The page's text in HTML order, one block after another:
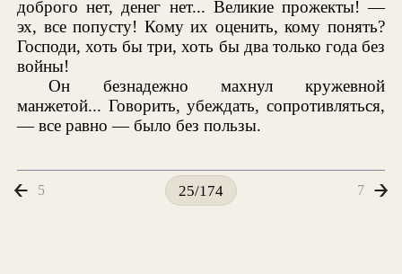
доброго нет, денег нет... Великие прожекты! —
эх, все попусту! Кому их оценить, кому понять?
Господи, хоть бы три, хоть бы два только года без
войны!
Он безнадежно махнул кружевной
манжетой... Говорить, убеждать, сопротивляться,
— все равно — было без пользы.
5 25/174 7